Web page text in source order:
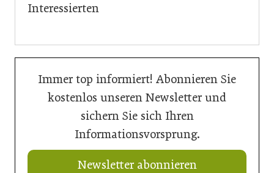
Interessierten
Immer top informiert! Abonnieren Sie
kostenlos unseren Newsletter und
sichern Sie sich Ihren
Informationsvorsprung.
Newsletter abonnieren